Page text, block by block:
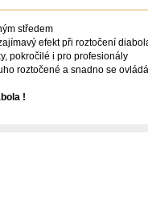
středem
efekt při roztočení
pokročilé i pro profesionály
roztočené a snadno se ovládá
!